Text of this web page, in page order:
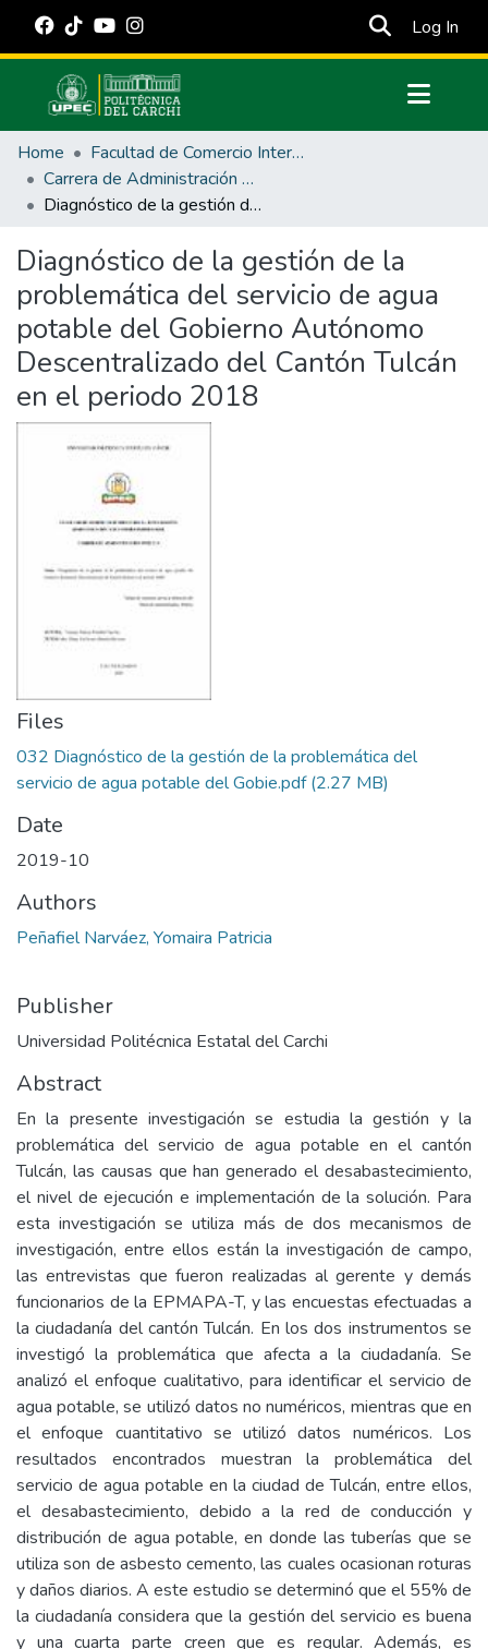
Log In
Communities & Collections
All of DSpace
Statistics
Estadísticas Externas
Manuales
Home
Facultad de Comercio Internacional, Integración, Administración y Economía Empresarial
Carrera de Administración Pública
Diagnóstico de la gestión de la problemática del servicio de agua potable del Gobierno Autónomo Descentralizado del Cantón Tulcán en el periodo 2018
Diagnóstico de la gestión de la
problemática del servicio de agua
potable del Gobierno Autónomo
Descentralizado del Cantón Tulcán
en el periodo 2018
Files
032 Diagnóstico de la gestión de la problemática del
servicio de agua potable del Gobie.pdf(2.27 MB)
Date
2019-10
Authors
Peñafiel Narváez, Yomaira Patricia
Publisher
Universidad Politécnica Estatal del Carchi
Abstract
En la presente investigación se estudia la gestión y la
problemática del servicio de agua potable en el cantón
Tulcán, las causas que han generado el desabastecimiento,
el nivel de ejecución e implementación de la solución. Para
esta investigación se utiliza más de dos mecanismos de
investigación, entre ellos están la investigación de campo,
las entrevistas que fueron realizadas al gerente y demás
funcionarios de la EPMAPA-T, y las encuestas efectuadas a
la ciudadanía del cantón Tulcán. En los dos instrumentos se
investigó la problemática que afecta a la ciudadanía. Se
analizó el enfoque cualitativo, para identificar el servicio de
agua potable, se utilizó datos no numéricos, mientras que en
el enfoque cuantitativo se utilizó datos numéricos. Los
resultados encontrados muestran la problemática del
servicio de agua potable en la ciudad de Tulcán, entre ellos,
el desabastecimiento, debido a la red de conducción y
distribución de agua potable, en donde las tuberías que se
utiliza son de asbesto cemento, las cuales ocasionan roturas
y daños diarios. A este estudio se determinó que el 55% de
la ciudadanía considera que la gestión del servicio es buena
y una cuarta parte creen que es regular. Además, es